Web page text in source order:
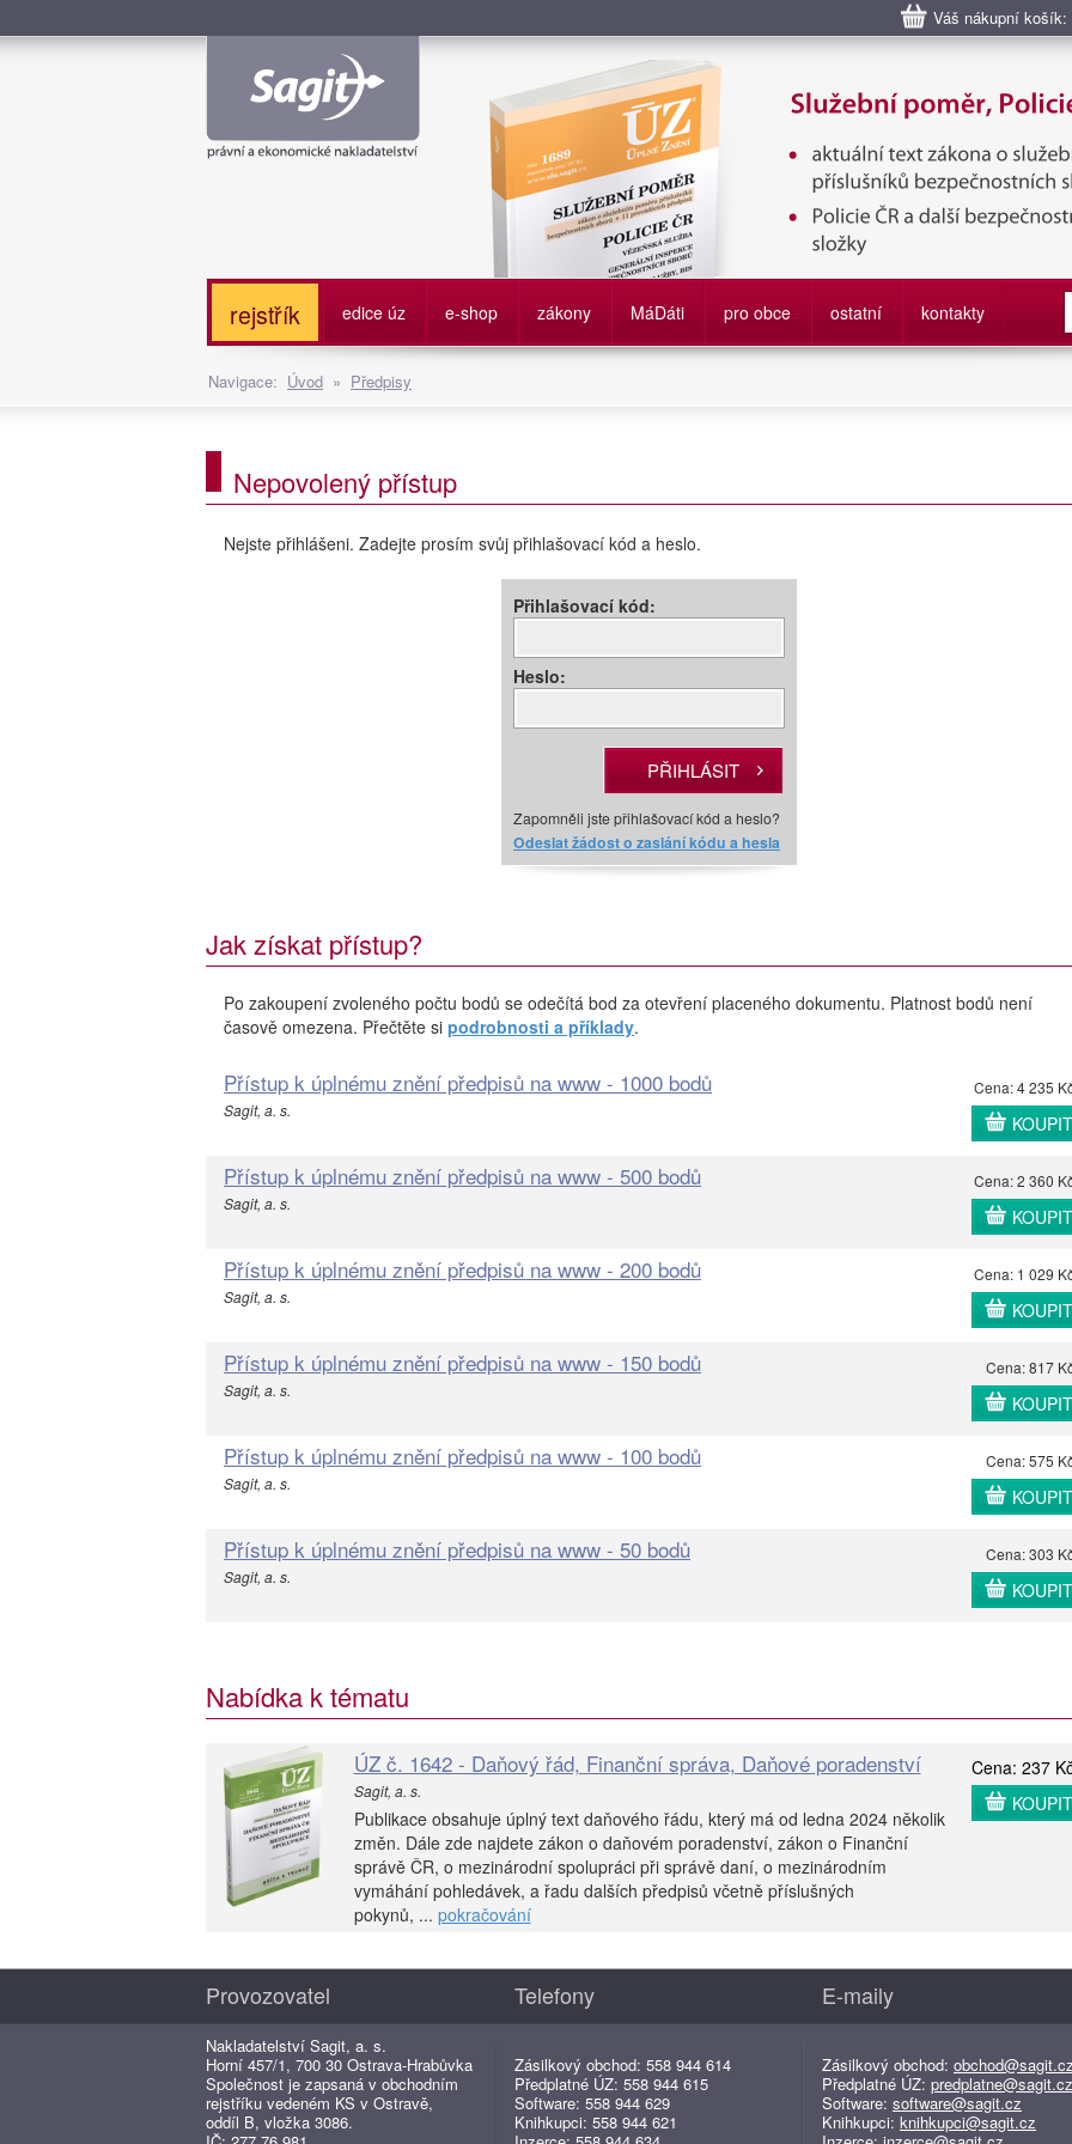
Váš nákupní
Služební poměr příslušníků bezpečnostních sborů, Policie ČR, Vězeňská
služby
rejstřík edice úz e-shop zákony MáDáti pro obce ostatní kontakty
Navigace: Úvod » Předpisy
Nepovolený přístup
Nejste přihlášeni. Zadejte prosím svůj přihlašovací kód a heslo.
Přihlašovací kód:
Heslo:
Zapomněli jste přihlašovací kód a heslo?
Odeslat žádost o zaslání kódu a hesla
Jak získat přístup?
Po zakoupení zvoleného počtu bodů se odečítá bod za otevření placeného dokumentu. Platnost bodů není
časově omezena. Přečtěte si podrobnosti a příklady.
Přístup k úplnému znění předpisů na www - 1000 bodů
Sagit, a. s.
Cena: 4 235
KOUPIT
Přístup k úplnému znění předpisů na www - 500 bodů
Sagit, a. s.
Cena: 2 360
KOUPIT
Přístup k úplnému znění předpisů na www - 200 bodů
Sagit, a. s.
Cena: 1 029
KOUPIT
Přístup k úplnému znění předpisů na www - 150 bodů
Sagit, a. s.
Cena: 817
KOUPIT
Přístup k úplnému znění předpisů na www - 100 bodů
Sagit, a. s.
Cena: 575
KOUPIT
Přístup k úplnému znění předpisů na www - 50 bodů
Sagit, a. s.
Cena: 303
KOUPIT
Nabídka k tématu
ÚZ č. 1642 - Daňový řád, Finanční správa, Daňové poradenství
Sagit, a. s.
Publikace obsahuje úplný text daňového řádu, který má od ledna 2024 několik
změn. Dále zde najdete zákon o daňovém poradenství, zákon o Finanční
správě ČR, o mezinárodní spolupráci při správě daní, o mezinárodním
vymáhání pohledávek, a řadu dalších předpisů včetně příslušných
pokynů, ... pokračování
Cena: 237
KOUPIT
Provozovatel
Nakladatelství Sagit, a. s.
Horní 457/1, 700 30 Ostrava-Hrabůvka
Společnost je zapsaná v obchodním
rejstříku vedeném KS v Ostravě,
oddíl B, vložka 3086.
Telefony
Zásilkový obchod: 558 944 614
Předplatné ÚZ: 558 944 615
Software: 558 944 629
Knihkupci: 558 944 621
E-maily
Zásilkový obchod: obchod@sagit.cz
Předplatné ÚZ: predplatne@sagit.cz
Software: software@sagit.cz
Knihkupci: knihkupci@sagit.cz